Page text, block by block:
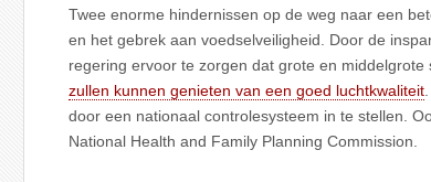
Twee enorme hindernissen op de weg naar een
en het gebrek aan voedselveiligheid. Door de
regering ervoor te zorgen dat grote en middelgrote
zullen kunnen genieten van een goed luchtkwaliteit
door een nationaal controlesysteem in te stellen.
National Health and Family Planning Commission.